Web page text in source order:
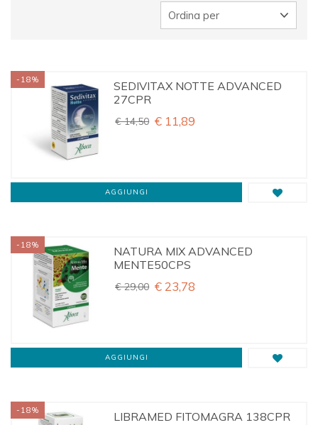
Ordina per
SEDIVITAX NOTTE ADVANCED
27CPR
€ 14,50 € 11,89
-18%
AGGIUNGI
NATURA MIX ADVANCED
MENTE50CPS
€ 29,00 € 23,78
-18%
AGGIUNGI
LIBRAMED FITOMAGRA 138CPR
-18%